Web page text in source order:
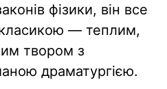
фізики, він все
— теплим,
твором з
драматургією.